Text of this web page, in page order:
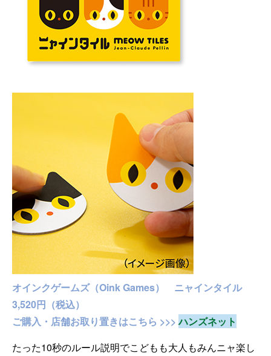
オインクゲームズ（Oink Games） ニャインタイル
3,520円（税込）
ご購入・店舗お取り置きはこちら >>>ハンズネット
たった10秒のルール説明でこどもも大人もみんニャ楽し